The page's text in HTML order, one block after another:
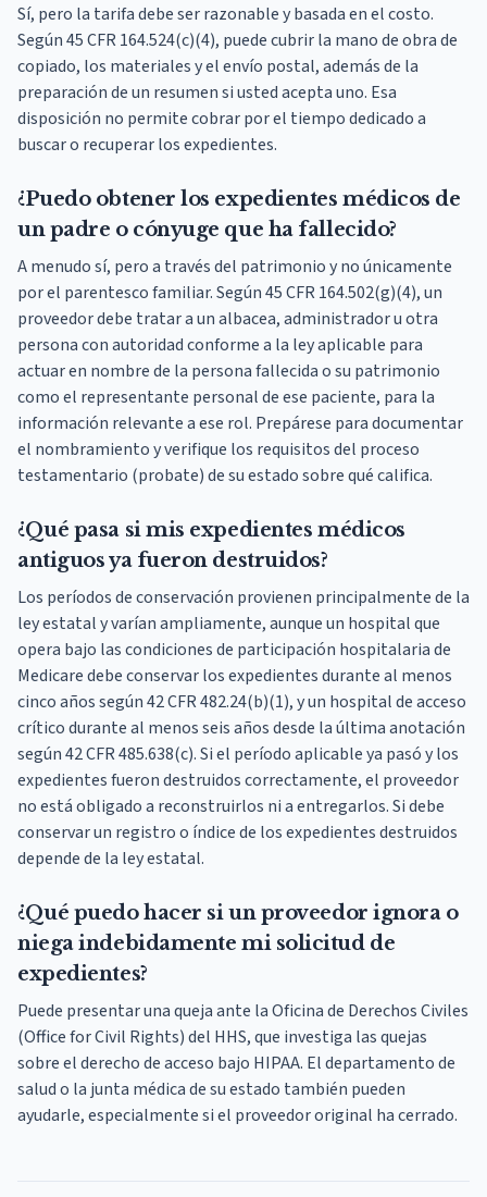
Sí, pero la tarifa debe ser razonable y basada en el costo.
Según 45 CFR 164.524(c)(4), puede cubrir la mano de obra de
copiado, los materiales y el envío postal, además de la
preparación de un resumen si usted acepta uno. Esa
disposición no permite cobrar por el tiempo dedicado a
buscar o recuperar los expedientes.
¿Puedo obtener los expedientes médicos de
un padre o cónyuge que ha fallecido?
A menudo sí, pero a través del patrimonio y no únicamente
por el parentesco familiar. Según 45 CFR 164.502(g)(4), un
proveedor debe tratar a un albacea, administrador u otra
persona con autoridad conforme a la ley aplicable para
actuar en nombre de la persona fallecida o su patrimonio
como el representante personal de ese paciente, para la
información relevante a ese rol. Prepárese para documentar
el nombramiento y verifique los requisitos del proceso
testamentario (probate) de su estado sobre qué califica.
¿Qué pasa si mis expedientes médicos
antiguos ya fueron destruidos?
Los períodos de conservación provienen principalmente de la
ley estatal y varían ampliamente, aunque un hospital que
opera bajo las condiciones de participación hospitalaria de
Medicare debe conservar los expedientes durante al menos
cinco años según 42 CFR 482.24(b)(1), y un hospital de acceso
crítico durante al menos seis años desde la última anotación
según 42 CFR 485.638(c). Si el período aplicable ya pasó y los
expedientes fueron destruidos correctamente, el proveedor
no está obligado a reconstruirlos ni a entregarlos. Si debe
conservar un registro o índice de los expedientes destruidos
depende de la ley estatal.
¿Qué puedo hacer si un proveedor ignora o
niega indebidamente mi solicitud de
expedientes?
Puede presentar una queja ante la Oficina de Derechos Civiles
(Office for Civil Rights) del HHS, que investiga las quejas
sobre el derecho de acceso bajo HIPAA. El departamento de
salud o la junta médica de su estado también pueden
ayudarle, especialmente si el proveedor original ha cerrado.